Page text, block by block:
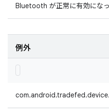
Bluetooth が正常に有効にな
例外